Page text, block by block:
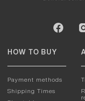
HOW TO BUY
Payment methods
Shipping Times